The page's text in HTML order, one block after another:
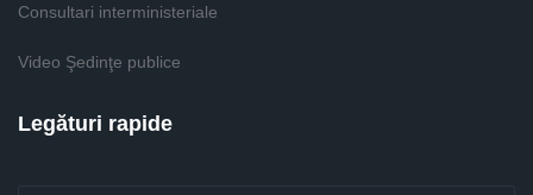
Consultari interministeriale
Video Şedinţe publice
Legături rapide